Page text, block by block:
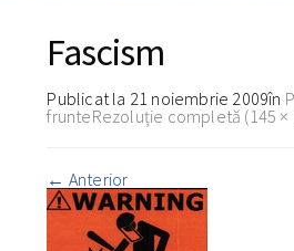
Fascism
Publicat la 21 noiembrie 2009în
frunteRezoluție completă (145 ×
← Anterior